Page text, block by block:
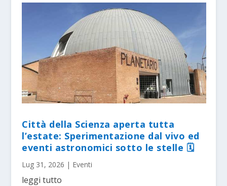
Città della Scienza aperta tutta
l’estate: Sperimentazione dal vivo ed
eventi astronomici sotto le stelle 🗓
Lug 31, 2026 | Eventi
leggi tutto